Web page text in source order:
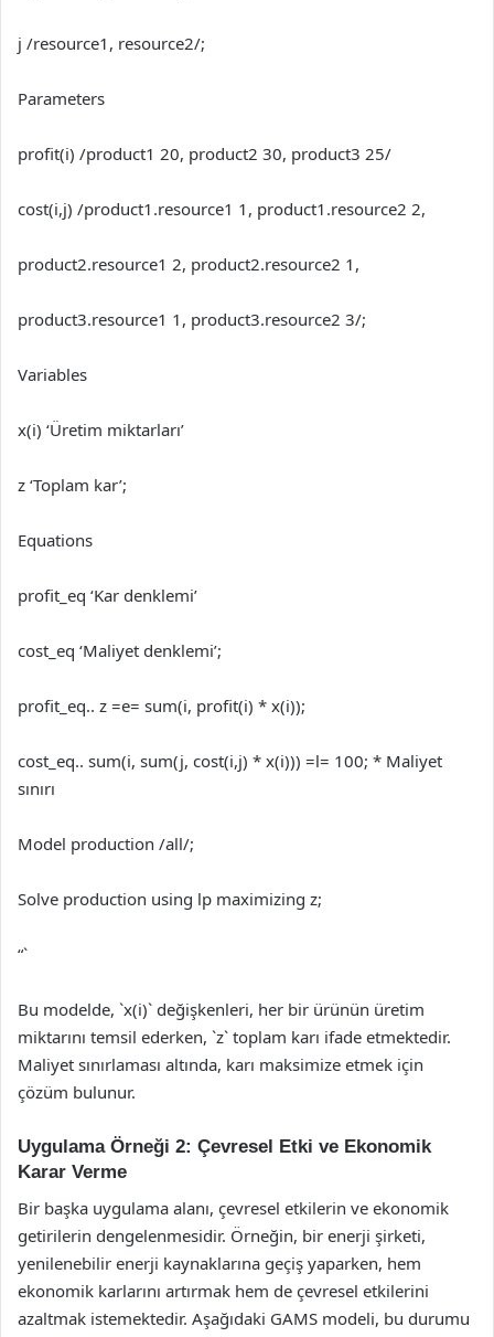
j /resource1, resource2/;
Parameters
profit(i) /product1 20, product2 30, product3 25/
cost(i,j) /product1.resource1 1, product1.resource2 2,
product2.resource1 2, product2.resource2 1,
product3.resource1 1, product3.resource2 3/;
Variables
x(i) ‘Üretim miktarları’
z ‘Toplam kar’;
Equations
profit_eq ‘Kar denklemi’
cost_eq ‘Maliyet denklemi’;
profit_eq.. z =e= sum(i, profit(i) * x(i));
cost_eq.. sum(i, sum(j, cost(i,j) * x(i))) =l= 100; * Maliyet
sınırı
Model production /all/;
Solve production using lp maximizing z;
“`
Bu modelde, `x(i)` değişkenleri, her bir ürünün üretim
miktarını temsil ederken, `z` toplam karı ifade etmektedir.
Maliyet sınırlaması altında, karı maksimize etmek için
çözüm bulunur.
Uygulama Örneği 2: Çevresel Etki ve Ekonomik
Karar Verme
Bir başka uygulama alanı, çevresel etkilerin ve ekonomik
getirilerin dengelenmesidir. Örneğin, bir enerji şirketi,
yenilenebilir enerji kaynaklarına geçiş yaparken, hem
ekonomik karlarını artırmak hem de çevresel etkilerini
azaltmak istemektedir. Aşağıdaki GAMS modeli, bu durumu